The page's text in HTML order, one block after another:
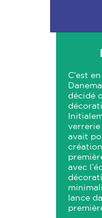
C’est
décidé
verrerie
avait
avec
lance